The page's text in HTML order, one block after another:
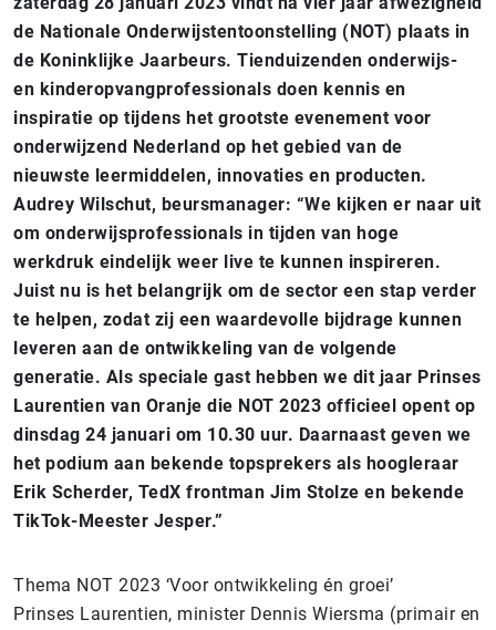
de Nationale Onderwijstentoonstelling (NOT) plaats in
de Koninklijke Jaarbeurs. Tienduizenden onderwijs-
en kinderopvangprofessionals doen kennis en
inspiratie op tijdens het grootste evenement voor
onderwijzend Nederland op het gebied van de
nieuwste leermiddelen, innovaties en producten.
Audrey Wilschut, beursmanager: “We kijken er naar uit
om onderwijsprofessionals in tijden van hoge
werkdruk eindelijk weer live te kunnen inspireren.
Juist nu is het belangrijk om de sector een stap verder
te helpen, zodat zij een waardevolle bijdrage kunnen
leveren aan de ontwikkeling van de volgende
generatie. Als speciale gast hebben we dit jaar Prinses
Laurentien van Oranje die NOT 2023 officieel opent op
dinsdag 24 januari om 10.30 uur. Daarnaast geven we
het podium aan bekende topsprekers als hoogleraar
Erik Scherder, TedX frontman Jim Stolze en bekende
TikTok-Meester Jesper.”
Thema NOT 2023 ‘Voor ontwikkeling én groei’
Prinses Laurentien, minister Dennis Wiersma (primair en